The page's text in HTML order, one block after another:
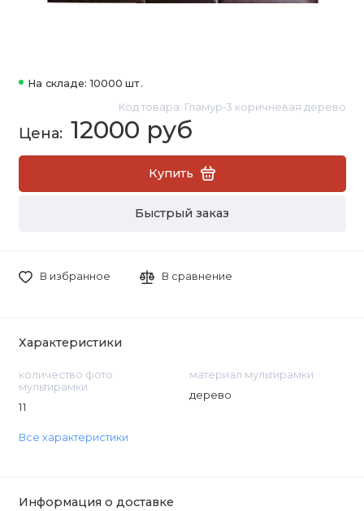
На складе: 10000 шт.
Код товара: Гламур-3 коричневая дерево
12000 руб
Купить
Быстрый заказ
В избранное В сравнение
Характеристики
количество фото
мультирамки
11
материал мультирамки
дерево
Все характеристики
Информация о доставке